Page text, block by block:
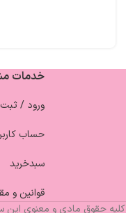
خدمات
ورود /
حساب
سبدخرید
قوانین و
کلیه حقوق مادی و معنوی این